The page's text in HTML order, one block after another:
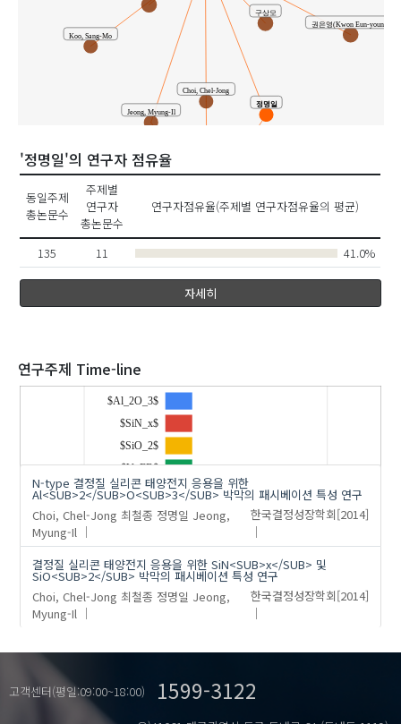
최철종
Choi, Chel-Jong
Jeong, Myung-Il
Koo, Sang-Mo
구상모
권은영(Kwon Eun-young)
정명일
'정명일'의 연구자 점유율
동일주제
총논문수
주제별
연구자
총논문수
연구자점유율(주제별 연구자점유율의 평균)
135 11 41.0%
자세히
연구주제 Time-line
$Al_2O_3$
$SiN_x$
$SiO_2$
$V_FB$
CrystallineSisolarcells
EOT
Negativefixedcharge
Passivation
interfacetrapdensity
의 발표논문(2)
N-type 결정질 실리콘 태양전지 응용을 위한
Al<SUB>2</SUB>O<SUB>3</SUB> 박막의 패시베이션 특성 연구
Choi, Chel-Jong 최철종 정명일 Jeong,
Myung-Il
한국결정성장학회[2014]
결정질 실리콘 태양전지 응용을 위한 SiN<SUB>x</SUB> 및
SiO<SUB>2</SUB> 박막의 패시베이션 특성 연구
Choi, Chel-Jong 최철종 정명일 Jeong,
Myung-Il
한국결정성장학회[2014]
고객센터(평일:09:00~18:00) 1599-3122